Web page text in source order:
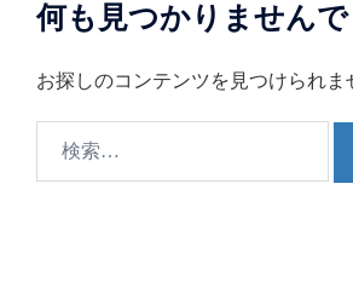
何も見つかりませんで
お探しのコンテンツを見つけられま